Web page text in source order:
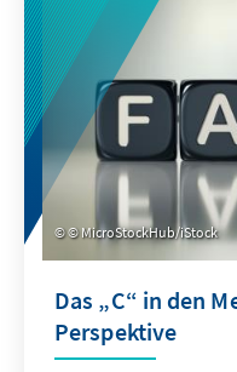
hinreichende
Wirtschafts- und
das
Notfallwerkzeuge
bereithält.
© MicroStockHub/iStock
Das „C“ in den
Perspektive